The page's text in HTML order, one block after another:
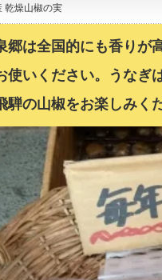
乾燥山椒の実
郷は全国的にも香りが
使いください。うなぎ
騨の山椒をお楽しみく